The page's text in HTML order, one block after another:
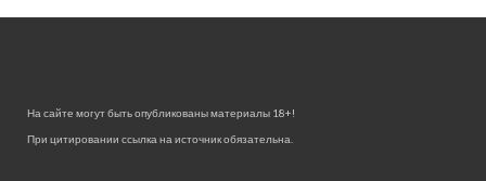
На сайте могут быть опубликованы материалы 18+!
При цитировании ссылка на источник обязательна.